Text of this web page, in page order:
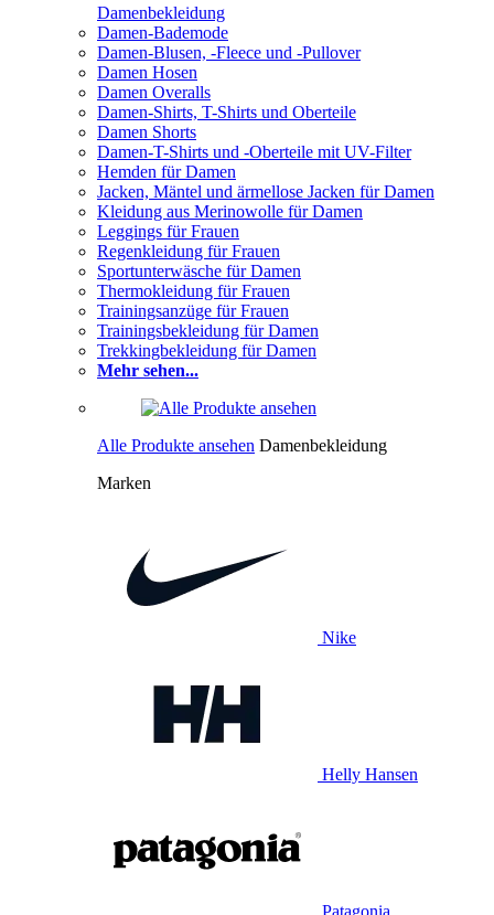
Damenbekleidung
Damen-Bademode
Damen-Blusen, -Fleece und -Pullover
Damen Hosen
Damen Overalls
Damen-Shirts, T-Shirts und Oberteile
Damen Shorts
Damen-T-Shirts und -Oberteile mit UV-Filter
Hemden für Damen
Jacken, Mäntel und ärmellose Jacken für Damen
Kleidung aus Merinowolle für Damen
Leggings für Frauen
Regenkleidung für Frauen
Sportunterwäsche für Damen
Thermokleidung für Frauen
Trainingsanzüge für Frauen
Trainingsbekleidung für Damen
Trekkingbekleidung für Damen
Mehr sehen...
Alle Produkte ansehen Damenbekleidung
Marken
Nike
Helly Hansen
Patagonia